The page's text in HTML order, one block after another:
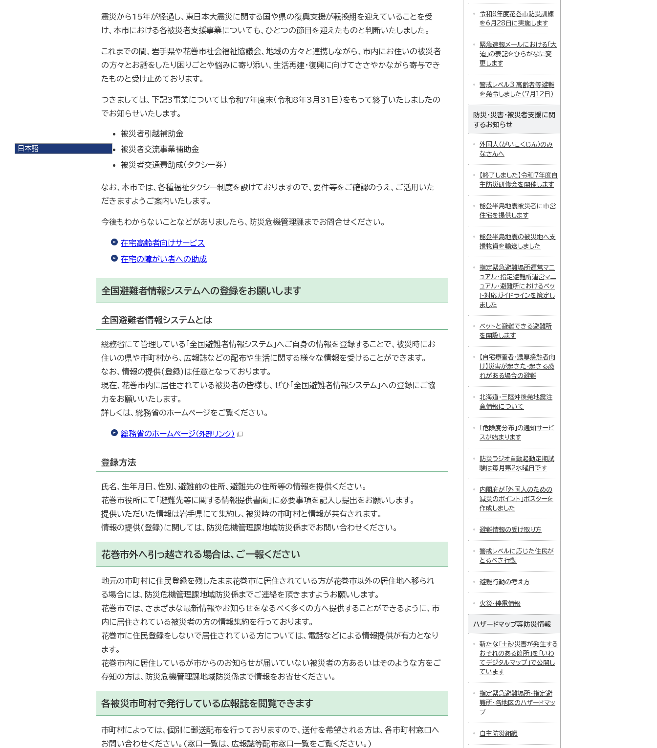
日本語
震災から15年が経過し、東日本大震災に関する国や県の復興支援が転換期を迎えていることを受
け、本市における各被災者支援事業についても、ひとつの節目を迎えたものと判断いたしました。
これまでの間、岩手県や花巻市社会福祉協議会、地域の方々と連携しながら、市内にお住いの被災者
の方々とお話をしたり困りごとや悩みに寄り添い、生活再建・復興に向けてささやかながら寄与でき
たものと受け止めております。
つきましては、下記3事業については令和7年度末（令和8年3月31日）をもって終了いたしましたの
でお知らせいたします。
被災者引越補助金
被災者交流事業補助金
被災者交通費助成（タクシー券）
なお、本市では、各種福祉タクシー制度を設けておりますので、要件等をご確認のうえ、ご活用いた
だきますようご案内いたします。
今後もわからないことなどがありましたら、防災危機管理課までお問合せください。
在宅高齢者向けサービス
在宅の障がい者への助成
全国避難者情報システムへの登録をお願いします
全国避難者情報システムとは
総務省にて管理している「全国避難者情報システム」へご自身の情報を登録することで、被災時にお
住いの県や市町村から、広報誌などの配布や生活に関する様々な情報を受けることができます。
なお、情報の提供(登録)は任意となっております。
現在、花巻市内に居住されている被災者の皆様も、ぜひ「全国避難者情報システム」への登録にご協
力をお願いいたします。
詳しくは、総務省のホームページをご覧ください。
総務省のホームページ （外部リンク）
登録方法
氏名、生年月日、性別、避難前の住所、避難先の住所等の情報を提供ください。
花巻市役所にて「避難先等に関する情報提供書面」に必要事項を記入し提出をお願いします。
提供いただいた情報は岩手県にて集約し、被災時の市町村と情報が共有されます。
情報の提供(登録)に関しては、防災危機管理課地域防災係までお問い合わせください。
花巻市外へ引っ越される場合は、ご一報ください
地元の市町村に住民登録を残したまま花巻市に居住されている方が花巻市以外の居住地へ移られ
る場合には、防災危機管理課地域防災係までご連絡を頂きますようお願いします。
花巻市では、さまざまな最新情報やお知らせをなるべく多くの方へ提供することができるように、市
内に居住されている被災者の方の情報集約を行っております。
花巻市に住民登録をしないで居住されている方については、電話などによる情報提供が有力となり
ます。
花巻市内に居住しているが市からのお知らせが届いていない被災者の方あるいはそのような方をご
存知の方は、防災危機管理課地域防災係まで情報をお寄せください。
各被災市町村で発行している広報誌を閲覧できます
市町村によっては、個別に郵送配布を行っておりますので、送付を希望される方は、各市町村窓口へ
お問い合わせください。(窓口一覧は、広報誌等配布窓口一覧をご覧ください。)
令和8年度花巻市防災訓練
を6月28日に実施します
緊急速報メールにおける「大
迫」の表記をひらがなに変
更します
警戒レベル3 高齢者等避難
を発令しました（7月12日）
防災・災害・被災者支援に関
するお知らせ
外国人（がいこくじん）のみ
なさんへ
【終了しました】令和7年度自
主防災研修会を開催します
能登半島地震被災者に市営
住宅を提供します
能登半島地震の被災地へ支
援物資を輸送しました
指定緊急避難場所運営マニ
ュアル・指定避難所運営マニ
ュアル・避難所におけるペッ
ト対応ガイドラインを策定し
ました
ペットと避難できる避難所
を開設します
【自宅療養者・濃厚接触者向
け】災害が起きた・起きる恐
れがある場合の避難
北海道・三陸沖後発地震注
意情報について
「危険度分布」の通知サービ
スが始まります
防災ラジオ自動起動定期試
験は毎月第2水曜日です
内閣府が「外国人のための
減災のポイント」ポスターを
作成しました
避難情報の受け取り方
警戒レベルに応じた住民が
とるべき行動
避難行動の考え方
火災・停電情報
ハザードマップ等防災情報
新たな「土砂災害が発生する
おそれのある箇所」を「いわ
てデジタルマップ」で公開し
ています
指定緊急避難場所・指定避
難所・各地区のハザードマッ
プ
自主防災組織